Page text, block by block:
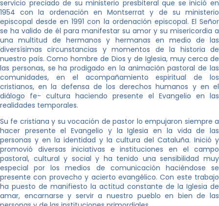
servicio preciado de su ministerio presbiteral que se inició en
1954 con la ordenación en Montserrat y de su ministerio
episcopal desde en 1991 con la ordenación episcopal. El Señor
se ha valido de él para manifestar su amor y su misericordia a
una multitud de hermanos y hermanas en medio de las
diversísimas circunstancias y momentos de la historia de
nuestro país. Como hombre de Dios y de Iglesia, muy cerca de
las personas, se ha prodigado en la animación pastoral de las
comunidades, en el acompañamiento espiritual de los
cristianos, en la defensa de los derechos humanos y en el
diálogo fe- cultura haciendo presente el Evangelio en las
realidades temporales.
Su fe cristiana y su vocación de pastor lo empujaron siempre a
hacer presente el Evangelio y la Iglesia en la vida de las
personas y en la identidad y la cultura del Cataluña. Inició y
promovió diversas iniciativas e instituciones en el campo
pastoral, cultural y social y ha tenido una sensibilidad muy
especial por los medios de comunicación haciéndose se
presente con provecho y acierto evangélico. Con este trabajo
ha puesto de manifiesto la actitud constante de la Iglesia de
amar, encarnarse y servir a nuestro pueblo en bien de las